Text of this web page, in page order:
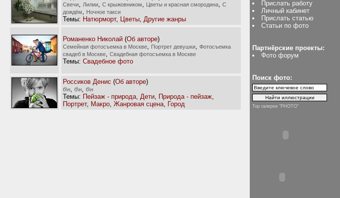
Cвечи Лилии С крыжовником Цветы и красная смородина
С
дождём
Ночное такси
Темы: Натюрморт, Цветы Другие жанры
Романенко Николай (Об авторе)
Семейная фотосъемка в Москве Портрет девушки
Фотосъемка
свадеб в Москве
Свадебная фотосъемка в Москве
Темы: Свадебное фото
Россиков Денис (Об авторе)
б\н б\н б\н
Темы: Пейзаж - природа Дети Природа - пейзаж
Портрет, Макро Жанровая сцена Город
Прислать работу
Личный кабинет
Прислать статью
Статьи по фото
Партнёрские проекты:
Фото форум
Поиск фото:
Top галереи "PHOTO"